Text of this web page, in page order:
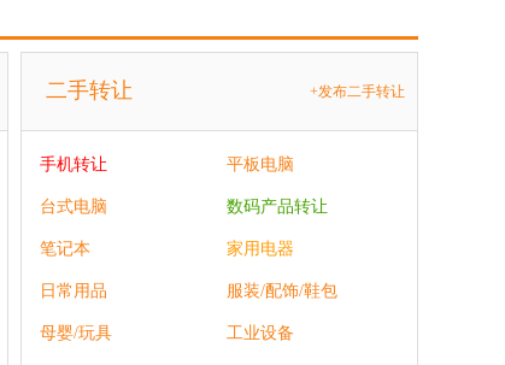
二手转让 +发布二手转让
手机转让 平板电脑
台式电脑 数码产品转让
笔记本 家用电器
日常用品 服装/配饰/鞋包
母婴/玩具 工业设备